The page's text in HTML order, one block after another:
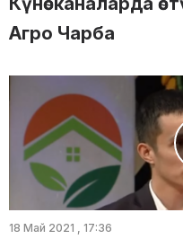
Агро Чарба
18 Май 2021 , 17:36